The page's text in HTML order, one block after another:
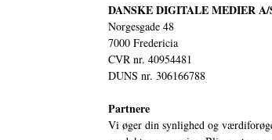
DANSKE DIGITALE MEDIER A/
Norgesgade 48
7000 Fredericia
CVR nr. 40954481
DUNS nr. 306166788
Partnere
Vi øger din synlighed og